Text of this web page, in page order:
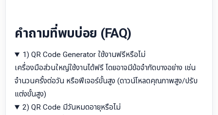
คำถามที่พบบ่อย (FAQ)
1) QR Code Generator ใช้งานฟรีหรือไม่
เครื่องมือส่วนใหญ่ใช้งานได้ฟรี โดยอาจมีข้อจำกัดบางอย่าง เช่น
จำนวนครั้งต่อวัน หรือฟีเจอร์ขั้นสูง (ดาวน์โหลดคุณภาพสูง/ปรับ
แต่งขั้นสูง)
2) QR Code มีวันหมดอายุหรือไม่